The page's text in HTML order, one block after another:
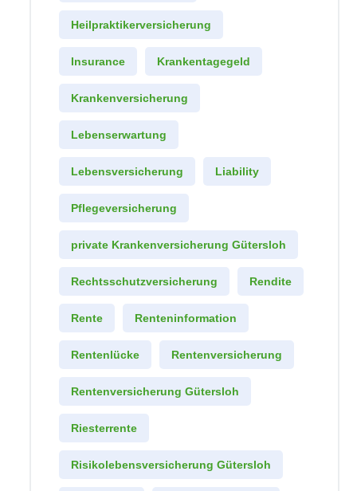
Heilpraktikerversicherung
Insurance Krankentagegeld
Krankenversicherung
Lebenserwartung
Lebensversicherung Liability
Pflegeversicherung
private Krankenversicherung Gütersloh
Rechtsschutzversicherung Rendite
Rente Renteninformation
Rentenlücke Rentenversicherung
Rentenversicherung Gütersloh
Riesterrente
Risikolebensversicherung Gütersloh